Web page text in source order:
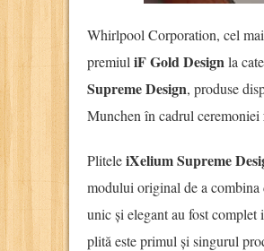
Whirlpool Corporation, cel
premiul iF Gold Designla
Supreme Design, produse
Munchen în cadrul ceremoniei
PliteleiXelium Supreme
modului original de a
unic și elegant au fost complet
plită este primul și singurul